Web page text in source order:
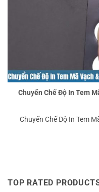
Chuyển Chế Độ In Tem
Chuyển Chế Độ In Tem
TOP RATED